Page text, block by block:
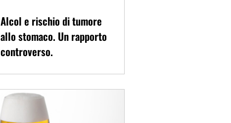
Alcol e rischio di tumore
allo stomaco. Un rapporto
controverso.